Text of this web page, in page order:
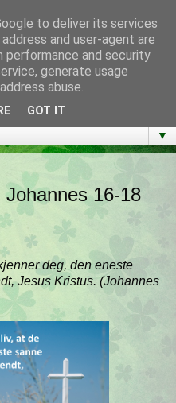
med å lese gjennom hele
▼
Johannes 16-18
deg, den eneste
Jesus Kristus. (Johannes
to deliver its services
and user-agent are
performance and security
generate usage
abuse.
GOT IT